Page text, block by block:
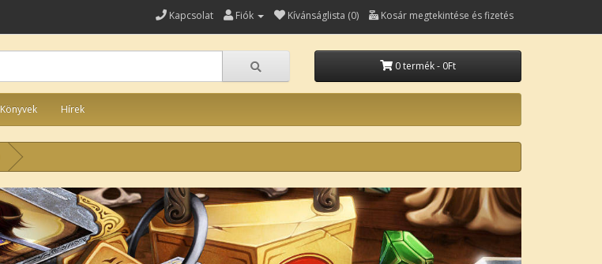
Kapcsolat Fiók Kívánságlista (0) Kosár megtekintése és fizetés
0 termék - 0Ft
Könyvek Hírek